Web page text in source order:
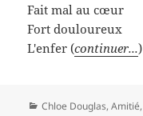
Fait mal au cœur
Fort douloureux
L'enfer (continuer...)
Catégories
Chloe Douglas,Amitié